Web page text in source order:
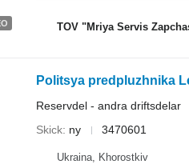
TOV "Mriya Servis
Politsya predpluzhnika
Reservdel - andra driftsdelar
Skick ny 3470601
Ukraina, Khorostkiv